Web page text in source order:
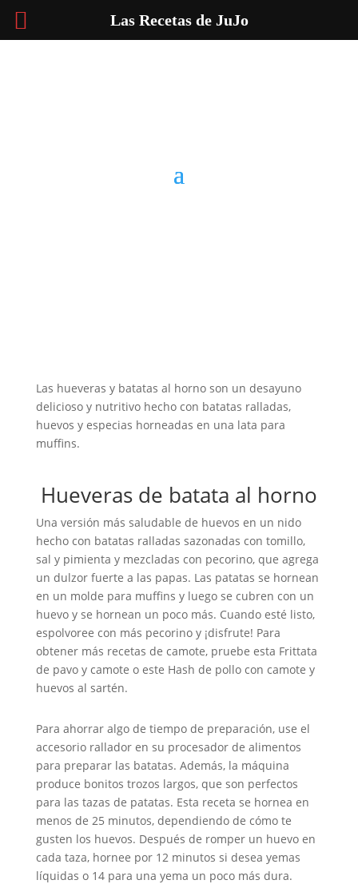
Las hueveras y batatas al horno son un desayuno
delicioso y nutritivo hecho con batatas ralladas,
huevos y especias horneadas en una lata para
muffins.
Hueveras de batata al horno
Una versión más saludable de huevos en un nido
hecho con batatas ralladas sazonadas con tomillo,
sal y pimienta y mezcladas con pecorino, que agrega
un dulzor fuerte a las papas. Las patatas se hornean
en un molde para muffins y luego se cubren con un
huevo y se hornean un poco más. Cuando esté listo,
espolvoree con más pecorino y ¡disfrute! Para
obtener más recetas de camote, pruebe esta Frittata
de pavo y camote o este Hash de pollo con camote y
huevos al sartén.
Para ahorrar algo de tiempo de preparación, use el
accesorio rallador en su procesador de alimentos
para preparar las batatas. Además, la máquina
produce bonitos trozos largos, que son perfectos
para las tazas de patatas. Esta receta se hornea en
menos de 25 minutos, dependiendo de cómo te
gusten los huevos. Después de romper un huevo en
cada taza, hornee por 12 minutos si desea yemas
líquidas o 14 para una yema un poco más dura.
Las Recetas de JuJo